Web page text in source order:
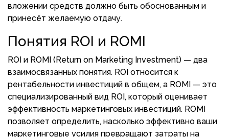
вложении средств должно быть обоснованным и
принесёт желаемую отдачу.
Понятия ROI и ROMI
ROI и ROMI (Return on Marketing Investment) — два
взаимосвязанных понятия. ROI относится к
рентабельности инвестиций в общем, а ROMI — это
специализированный вид ROI, который оценивает
эффективность маркетинговых инвестиций. ROMI
позволяет определить, насколько эффективно ваши
маркетинговые усилия превращают затраты на